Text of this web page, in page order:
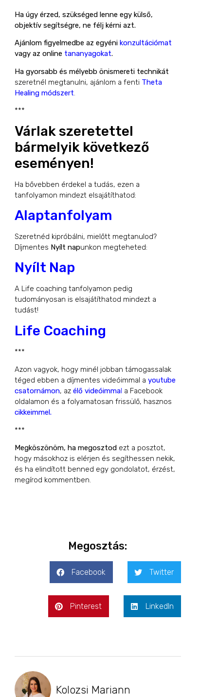
Ha úgy érzed, szükséged lenne egy külső,
objektív segítségre, ne félj kérni azt.
Ajánlom figyelmedbe az egyéni konzultációmat
vagy az online tananyagokat.
Ha gyorsabb és mélyebb önismereti technikát
szeretnél megtanulni, ajánlom a fenti Theta
Healing módszert.
***
Várlak szeretettel
bármelyik következő
eseményen!
Ha bővebben érdekel a tudás, ezen a
tanfolyamon mindezt elsajátíthatod:
Alaptanfolyam
Szeretnéd kipróbálni, mielőtt megtanulod?
Díjmentes Nyílt napunkon megteheted:
Nyílt Nap
A Life coaching tanfolyamon pedig
tudományosan is elsajátíthatod mindezt a
tudást!
Life Coaching
***
Azon vagyok, hogy minél jobban támogassalak
téged ebben a díjmentes videóimmal a youtube
csatornámon, az élő videóimmal a Facebook
oldalamon és a folyamatosan frissülő, hasznos
cikkeimmel.
***
Megköszönöm, ha megosztod ezt a posztot,
hogy másokhoz is elérjen és segíthessen nekik,
és ha elindított benned egy gondolatot, érzést,
megírod kommentben.
Megosztás:
Facebook Twitter
Pinterest LinkedIn
Kolozsi Mariann